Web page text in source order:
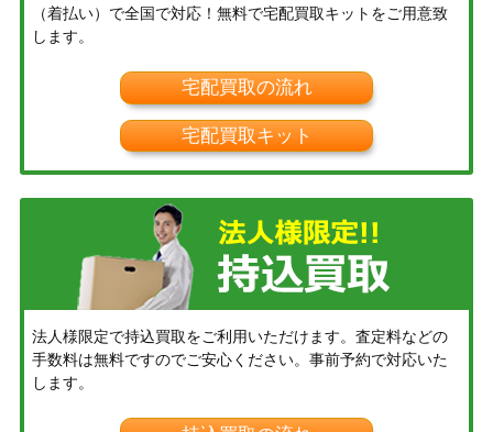
（着払い）で全国で対応！無料で宅配買取キットをご用意致
します。
宅配買取の流れ
宅配買取キット
法人様限定で持込買取をご利用いただけます。査定料などの
手数料は無料ですのでご安心ください。事前予約で対応いた
します。